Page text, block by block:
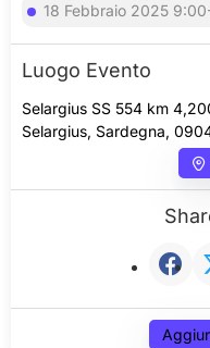
18 Febbraio 2025
Luogo Evento
Selargius SS 554 km
Selargius, Sardegna,